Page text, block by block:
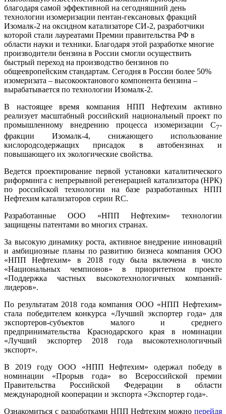
благодаря самой эффективной на сегодняшний день
технологии изомеризации пентан-гексановых фракций
Изомалк-2 на оксидном катализаторе СИ-2, разработчики
которой стали лауреатами Премии правительства РФ в
области науки и техники. Благодаря этой разработке многие
производители бензина в России смогли осуществить
быстрый переход на производство бензинов по
общеевропейским стандартам. Сегодня в России более 50%
изомеризата – высокооктанового компонента бензина –
вырабатывается по технологии Изомалк-2.
В настоящее время компания НПП Нефтехим активно
реализует масштабный российский национальный проект по
промышленному внедрению процесса изомеризации С7-
фракции Изомалк-4, снижающего использование
кислородсодержащих присадок в автобензинах и
повышающего их экологические свойства.
Ведется проектирование первой установки каталитического
риформинга с непрерывной регенерацией катализатора (НРК)
по российской технологии на базе разработанных НПП
Нефтехим катализаторов серии RC.
Разработанные ООО «НПП Нефтехим» технологии
защищены патентами во многих странах.
За высокую динамику роста, активное внедрение инноваций
и амбициозные планы по развитию бизнеса компания ООО
«НПП Нефтехим» в 2018 году была включена в число
«Национальных чемпионов» в приоритетном проекте
«Поддержка частных высокотехнологичных компаний-
лидеров».
По результатам 2018 года компания ООО «НПП Нефтехим»
стала победителем конкурса «Лучший экспортер года» для
экспортеров-субъектов малого и среднего
предпринимательства Краснодарского края в номинации
«Лучший экспортер 2018 года высокотехнологичный
экспорт».
В 2019 году ООО «НПП Нефтехим» одержал победу в
номинации «Прорыв года» во Всероссийской премии
Правительства Российской Федерации в области
международной кооперации и экспорта «Экспортер года».
Ознакомиться с разработками НПП Нефтехим можно перейдя